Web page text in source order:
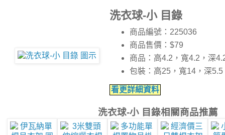
洗衣球-小 目錄
商品編號：225036
商品售價：$79
商品：高4.2，寬4.2，深
包裝：高25，寬14，深5.5
看更詳細資料
洗衣球-小 目錄相關商品推薦